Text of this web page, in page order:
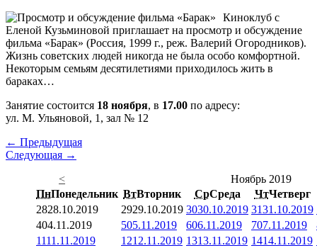
Киноклуб с
Еленой Кузьминовой приглашает на просмотр и обсуждение
фильма «Барак» (Россия, 1999 г., реж. Валерий Огородников).
Жизнь советских людей никогда не была особо комфортной.
Некоторым семьям десятилетиями приходилось жить в
бараках…
Занятие состоится 18 ноября, в 17.00 по адресу:
ул. М. Ульяновой, 1, зал № 12
← Предыдущая
Следующая →
<
Ноябрь 2019
ПнПонедельник ВтВторник СрСреда ЧтЧетверг
2828.10.2019 2929.10.2019 3030.10.2019 3131.10.2019
404.11.2019 505.11.2019 606.11.2019 707.11.2019
1111.11.2019 1212.11.2019 1313.11.2019 1414.11.2019